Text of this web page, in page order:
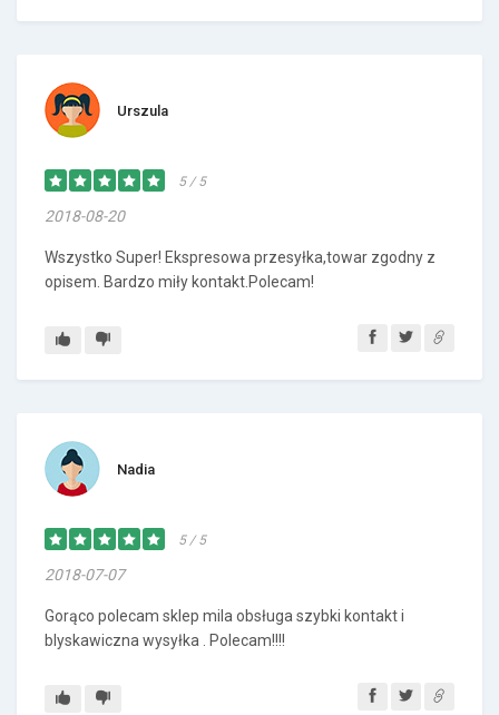
Urszula
5 / 5
2018-08-20
Wszystko Super! Ekspresowa przesyłka,towar zgodny z
opisem. Bardzo miły kontakt.Polecam!
Nadia
5 / 5
2018-07-07
Gorąco polecam sklep mila obsługa szybki kontakt i
blyskawiczna wysyłka . Polecam!!!!